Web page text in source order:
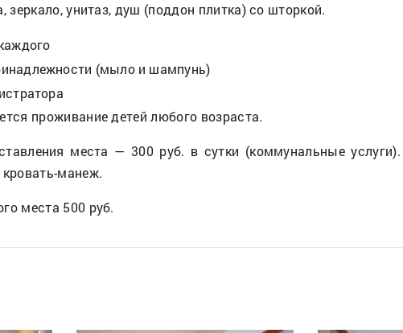
зеркало, унитаз, душ (поддон плитка) со шторкой.
(мыло и шампунь)
проживание детей любого возраста.
места — 300 руб. в сутки (коммунальные
кровать-манеж.
места 500 руб.